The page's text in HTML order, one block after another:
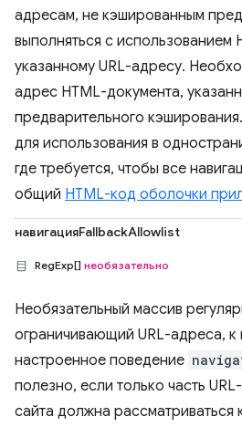
адресам, не кэшированным
выполняться с использованием
указанному URL-адресу.
адрес HTML-документа,
предварительного
для использования в
где требуется, чтобы все
общий HTML-код оболочки
навигацияFallbackAllowlist
RegExp[] необязательно
Необязательный массив
ограничивающий URL-адреса, к
настроенное поведение
полезно, если только часть
сайта должна рассматриваться